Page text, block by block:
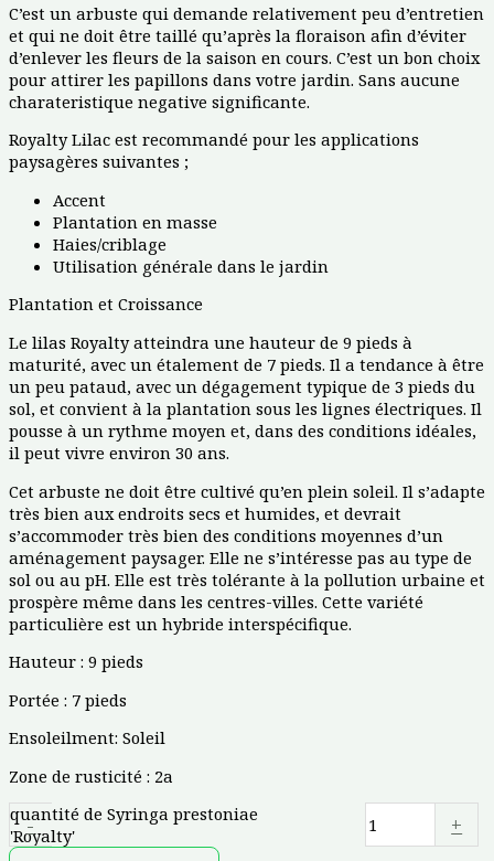
C’est un arbuste qui demande relativement peu d’entretien
et qui ne doit être taillé qu’après la floraison afin d’éviter
d’enlever les fleurs de la saison en cours. C’est un bon choix
pour attirer les papillons dans votre jardin. Sans aucune
charateristique negative significante.
Royalty Lilac est recommandé pour les applications
paysagères suivantes ;
Accent
Plantation en masse
Haies/criblage
Utilisation générale dans le jardin
Plantation et Croissance
Le lilas Royalty atteindra une hauteur de 9 pieds à
maturité, avec un étalement de 7 pieds. Il a tendance à être
un peu pataud, avec un dégagement typique de 3 pieds du
sol, et convient à la plantation sous les lignes électriques. Il
pousse à un rythme moyen et, dans des conditions idéales,
il peut vivre environ 30 ans.
Cet arbuste ne doit être cultivé qu’en plein soleil. Il s’adapte
très bien aux endroits secs et humides, et devrait
s’accommoder très bien des conditions moyennes d’un
aménagement paysager. Elle ne s’intéresse pas au type de
sol ou au pH. Elle est très tolérante à la pollution urbaine et
prospère même dans les centres-villes. Cette variété
particulière est un hybride interspécifique.
Hauteur : 9 pieds
Portée : 7 pieds
Ensoleilment: Soleil
Zone de rusticité : 2a
-
quantité de Syringa prestoniae
'Royalty'
+